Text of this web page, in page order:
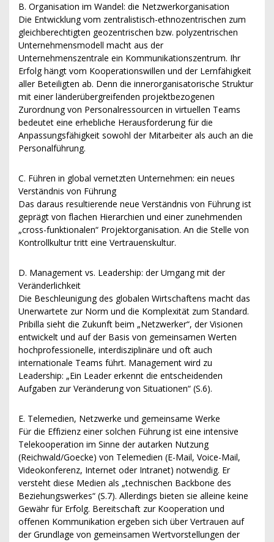
B. Organisation im Wandel: die Netzwerkorganisation
Die Entwicklung vom zentralistisch-ethnozentrischen zum
gleichberechtigten geozentrischen bzw. polyzentrischen
Unternehmensmodell macht aus der
Unternehmenszentrale ein Kommunikationszentrum. Ihr
Erfolg hängt vom Kooperationswillen und der Lernfähigkeit
aller Beteiligten ab. Denn die innerorganisatorische Struktur
mit einer länderübergreifenden projektbezogenen
Zurordnung von Personalressourcen in virtuellen Teams
bedeutet eine erhebliche Herausforderung für die
Anpassungsfähigkeit sowohl der Mitarbeiter als auch an die
Personalführung.
C. Führen in global vernetzten Unternehmen: ein neues
Verständnis von Führung
Das daraus resultierende neue Verständnis von Führung ist
geprägt von flachen Hierarchien und einer zunehmenden
„cross-funktionalen“ Projektorganisation. An die Stelle von
Kontrollkultur tritt eine Vertrauenskultur.
D. Management vs. Leadership: der Umgang mit der
Veränderlichkeit
Die Beschleunigung des globalen Wirtschaftens macht das
Unerwartete zur Norm und die Komplexität zum Standard.
Pribilla sieht die Zukunft beim „Netzwerker“, der Visionen
entwickelt und auf der Basis von gemeinsamen Werten
hochprofessionelle, interdisziplinäre und oft auch
internationale Teams führt. Management wird zu
Leadership: „Ein Leader erkennt die entscheidenden
Aufgaben zur Veränderung von Situationen“ (S.6).
E. Telemedien, Netzwerke und gemeinsame Werke
Für die Effizienz einer solchen Führung ist eine intensive
Telekooperation im Sinne der autarken Nutzung
(Reichwald/Goecke) von Telemedien (E-Mail, Voice-Mail,
Videokonferenz, Internet oder Intranet) notwendig. Er
versteht diese Medien als „technischen Backbone des
Beziehungswerkes“ (S.7). Allerdings bieten sie alleine keine
Gewähr für Erfolg. Bereitschaft zur Kooperation und
offenen Kommunikation ergeben sich über Vertrauen auf
der Grundlage von gemeinsamen Wertvorstellungen der